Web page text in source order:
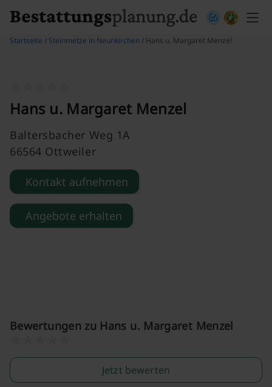
Startseite / Steinmetze in Neunkirchen / Hans u. Margaret Menzel
Hans u. Margaret Menzel
Baltersbacher Weg 1A
66564 Ottweiler
Kontakt aufnehmen
Angebote erhalten
Bewertungen zu Hans u. Margaret Menzel
Jetzt bewerten